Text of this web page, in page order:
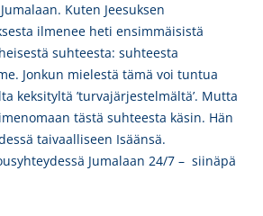
Kuten Jeesuksen
ilmenee heti ensimmäisistä
suhteesta: suhteesta
Jonkun mielestä tämä voi tuntua
keksityltä ’turvajärjestelmältä’. Mutta
tästä suhteesta käsin. Hän
taivaalliseen Isäänsä.
Jumalaan 24/7 – siinäpä